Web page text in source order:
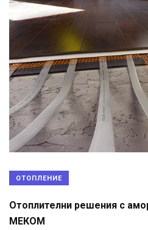
ОТОПЛЕНИЕ
Отоплителни решения с
МЕКОМ